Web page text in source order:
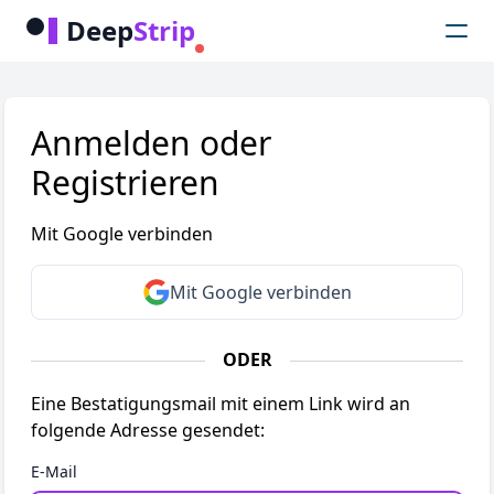
DeepStrip
Anmelden oder
Registrieren
Mit Google verbinden
Mit Google verbinden
ODER
Eine Bestatigungsmail mit einem Link wird an
folgende Adresse gesendet:
E-Mail